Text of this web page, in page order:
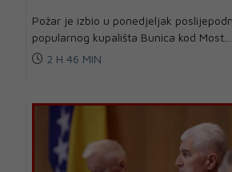
Požar je izbio u ponedjeljak
popularnog kupališta Bunica kod Most...
2 H 46 MIN